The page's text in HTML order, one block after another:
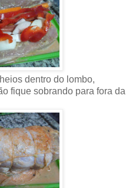
dentro do lombo,
fique sobrando para fora da